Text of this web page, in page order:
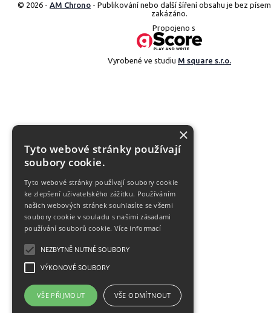
© 2026 - AM Chrono - Publikování nebo další šíření obsahu je bez
zakázáno.
Propojeno s
Vyrobené ve studiu M square s.r.o.
×
Tyto webové stránky používají
soubory cookie.
Tyto webové stránky používají soubory cookie
ke zlepšení uživatelského zážitku. Používáním
našich webových stránek souhlasíte se všemi
soubory cookie v souladu s našimi zásadami
používání souborů cookie. Více informací
NEZBYTNĚ NUTNÉ SOUBORY
VÝKONOVÉ SOUBORY
VŠE PŘIJMOUT VŠE ODMÍTNOUT